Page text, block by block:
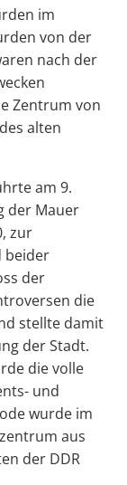
im
von der
nach der
Zentrum von
alten
am 9.
der Mauer
zur
beider
der
die
stellte damit
der Stadt.
die volle
und
wurde im
aus
der DDR